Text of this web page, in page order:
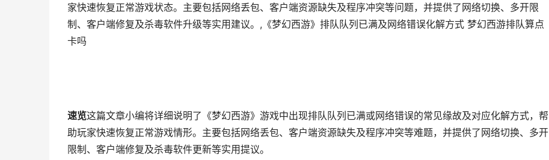
家快速恢复正常游戏状态。主要包括网络丢包、客户端资源缺失及程序冲突等问题，并提供了网络切换、多开限
制、客户端修复及杀毒软件升级等实用建议。,《梦幻西游》排队队列已满及网络错误化解方式 梦幻西游排队算点
卡吗
速览这篇文章小编将详细说明了《梦幻西游》游戏中出现排队队列已满或网络错误的常见缘故及对应化解方式，帮
助玩家快速恢复正常游戏情形。主要包括网络丢包、客户端资源缺失及程序冲突等难题，并提供了网络切换、多开
限制、客户端修复及杀毒软件更新等实用提议。